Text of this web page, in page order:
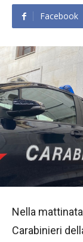
Facebook
Nella
Carabinieri